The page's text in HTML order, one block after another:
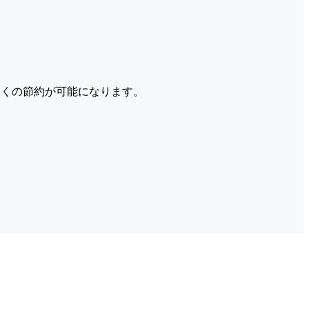
の節約が可能になります。